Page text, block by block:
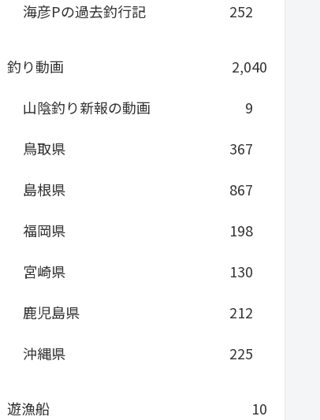
海彦Pの過去釣行記
252
釣り動画
2,040
山陰釣り新報の動画
9
鳥取県
367
島根県
867
福岡県
198
宮崎県
130
鹿児島県
212
沖縄県
225
遊漁船
10